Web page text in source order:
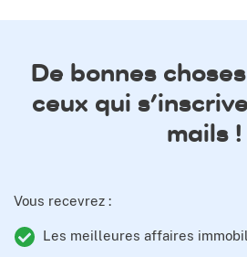
De bonnes
ceux qui
mails !
Vous recevrez :
Les meilleures affaires